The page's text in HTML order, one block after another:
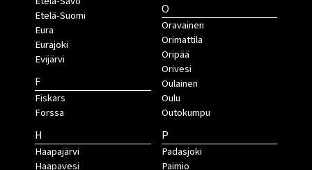
Etelä-Suomi
Eura
Eurajoki
Evijärvi
F
Fiskars
Forssa
H
Haapajärvi
Haapavesi
O
Oravainen
Orimattila
Oripää
Orivesi
Oulainen
Oulu
Outokumpu
P
Padasjoki
Paimio